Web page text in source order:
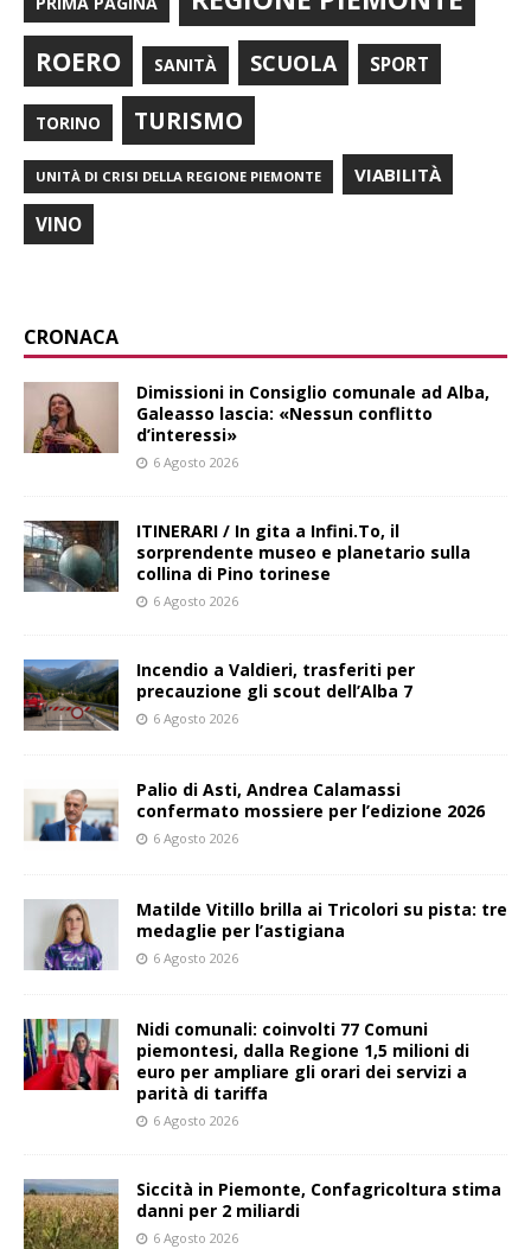
ROERO SANITÀ SCUOLA SPORT
TORINO TURISMO
UNITÀ DI CRISI DELLA REGIONE PIEMONTE VIABILITÀ
VINO
CRONACA
Dimissioni in Consiglio comunale ad Alba,
Galeasso lascia: «Nessun conflitto
d’interessi»
6 Agosto 2026
ITINERARI / In gita a Infini.To, il
sorprendente museo e planetario sulla
collina di Pino torinese
6 Agosto 2026
Incendio a Valdieri, trasferiti per
precauzione gli scout dell’Alba 7
6 Agosto 2026
Palio di Asti, Andrea Calamassi
confermato mossiere per l’edizione 2026
6 Agosto 2026
Matilde Vitillo brilla ai Tricolori su pista: tre
medaglie per l’astigiana
6 Agosto 2026
Nidi comunali: coinvolti 77 Comuni
piemontesi, dalla Regione 1,5 milioni di
euro per ampliare gli orari dei servizi a
parità di tariffa
6 Agosto 2026
Siccità in Piemonte, Confagricoltura stima
danni per 2 miliardi
6 Agosto 2026